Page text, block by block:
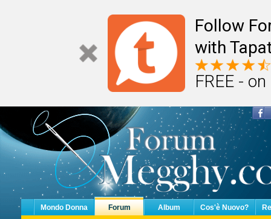
Follow
with
FREE -
Mondo Donna Forum Album Cos'è Nuovo?